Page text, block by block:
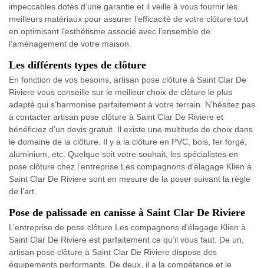
impeccables dotés d’une garantie et il veille à vous fournir les
meilleurs matériaux pour assurer l’efficacité de votre clôture tout
en optimisant l’esthétisme associé avec l’ensemble de
l’aménagement de votre maison.
Les différents types de clôture
En fonction de vos besoins, artisan pose clôture à Saint Clar De
Riviere vous conseille sur le meilleur choix de clôture le plus
adapté qui s’harmonise parfaitement à votre terrain. N’hésitez pas
à contacter artisan pose clôture à Saint Clar De Riviere et
bénéficiez d’un devis gratuit. Il existe une multitude de choix dans
le domaine de la clôture. Il y a la clôture en PVC, bois, fer forgé,
aluminium, etc. Quelque soit votre souhait, les spécialistes en
pose clôture chez l’entreprise Les compagnons d'élagage Klien à
Saint Clar De Riviere sont en mesure de la poser suivant la règle
de l’art.
Pose de palissade en canisse à Saint Clar De Riviere
L’entreprise de pose clôture Les compagnons d'élagage Klien à
Saint Clar De Riviere est parfaitement ce qu’il vous faut. De un,
artisan pose clôture à Saint Clar De Riviere dispose des
équipements performants. De deux, il a la compétence et le